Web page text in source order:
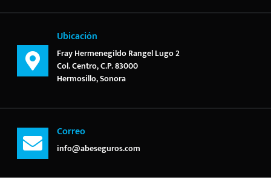
Ubicación
Fray Hermenegildo Rangel Lugo 2
Col. Centro, C.P. 83000
Hermosillo, Sonora
Correo
info@abeseguros.com